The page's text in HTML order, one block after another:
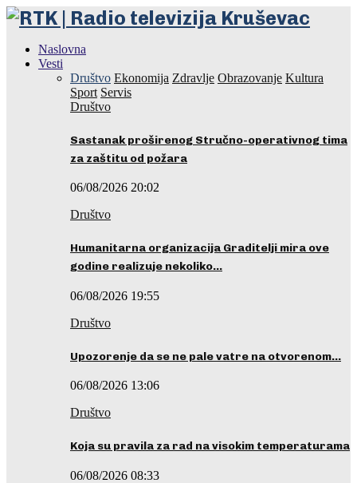
Naslovna
Vesti
Društvo Ekonomija Zdravlje Obrazovanje Kultura
Sport Servis
Društvo
Sastanak proširenog Stručno-operativnog tima
za zaštitu od požara
06/08/2026 20:02
Društvo
Humanitarna organizacija Graditelji mira ove
godine realizuje nekoliko…
06/08/2026 19:55
Društvo
Upozorenje da se ne pale vatre na otvorenom…
06/08/2026 13:06
Društvo
Koja su pravila za rad na visokim temperaturama
06/08/2026 08:33